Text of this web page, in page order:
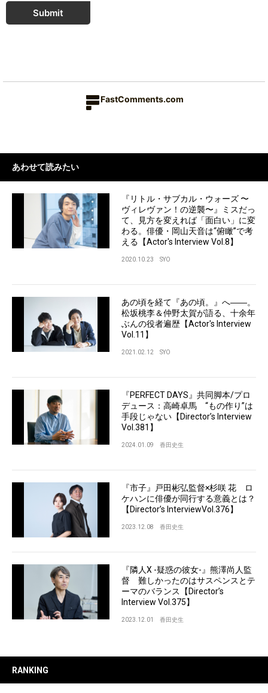
Submit
FastComments.com
あわせて読みたい
『リトル・サブカル・ウォーズ 〜
ヴィレヴァン！の逆襲〜』ミスだっ
て、見方を変えれば「面白い」に変
わる。俳優・岡山天音は“俯瞰”で考
える【Actor's Interview Vol.8】
2020.10.23 SYO
あの頃を経て『あの頃。』へ――。
松坂桃李＆仲野太賀が語る、十余年
ぶんの役者遍歴【Actor's Interview
Vol.11】
2021.02.12 SYO
『PERFECT DAYS』共同脚本/プロ
デュース：高崎卓馬 “もの作り”は
手段じゃない【Director’s Interview
Vol.381】
2024.01.09 香田史生
『市子』戸田彬弘監督×杉咲 花 ロ
ケハンに俳優が同行する意義とは？
【Director’s InterviewVol.376】
2023.12.08 香田史生
『隣人X -疑惑の彼女-』熊澤尚人監
督 難しかったのはサスペンスとテ
ーマのバランス【Director’s
Interview Vol.375】
2023.12.01 香田史生
RANKING